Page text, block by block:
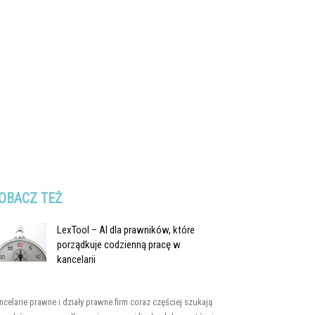
TEŻ
LexTool – AI dla prawników, które
porządkuje codzienną pracę w
kancelarii
prawne i działy prawne firm coraz częściej szukają